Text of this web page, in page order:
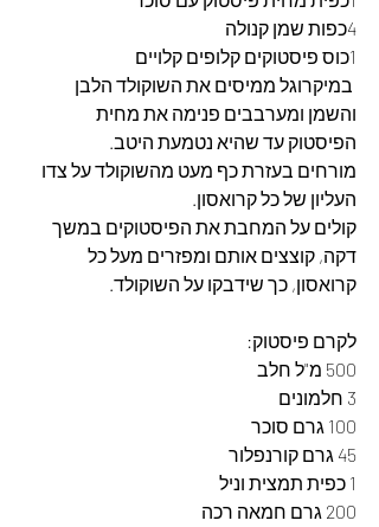
4כפות שמן קנולה
1כוס פיסטוקים קלופים קלויים
במיקרוגל ממיסים את השוקולד הלבן
והשמן ומערבבים פנימה את מחית
הפיסטוק עד שהיא נטמעת היטב.
מורחים בעזרת כף מעט מהשוקולד על צדו
העליון של כל קרואסון.
קולים על המחבת את הפיסטוקים במשך
דקה, קוצצים אותם ומפזרים מעל כל
קרואסון, כך שידבקו על השוקולד.
לקרם פיסטוק:
500 מ"ל חלב
3 חלמונים
100 גרם סוכר
45 גרם קורנפלור
1 כפית תמצית וניל
200 גרם חמאה רכה